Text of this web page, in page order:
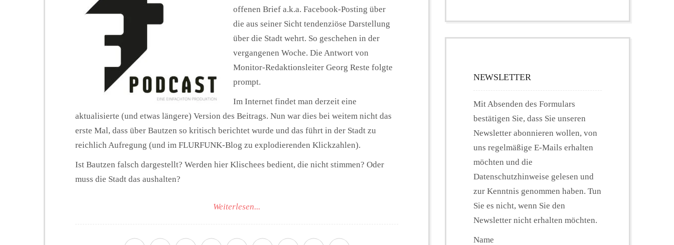
offenen Brief a.k.a. Facebook-Posting über
die aus seiner Sicht tendenziöse Darstellung
über die Stadt wehrt. So geschehen in der
vergangenen Woche. Die Antwort von
Monitor-Redaktionsleiter Georg Reste folgte
prompt.
Im Internet findet man derzeit eine
aktualisierte (und etwas längere) Version des Beitrags. Nun war dies bei weitem nicht das
erste Mal, dass über Bautzen so kritisch berichtet wurde und das führt in der Stadt zu
reichlich Aufregung (und im FLURFUNK-Blog zu explodierenden Klickzahlen).
Ist Bautzen falsch dargestellt? Werden hier Klischees bedient, die nicht stimmen? Oder
muss die Stadt das aushalten?
Weiterlesen...
NEWSLETTER
Mit Absenden des Formulars
bestätigen Sie, dass Sie unseren
Newsletter abonnieren wollen, von
uns regelmäßige E-Mails erhalten
möchten und die
Datenschutzhinweise gelesen und
zur Kenntnis genommen haben. Tun
Sie es nicht, wenn Sie den
Newsletter nicht erhalten möchten.
Name